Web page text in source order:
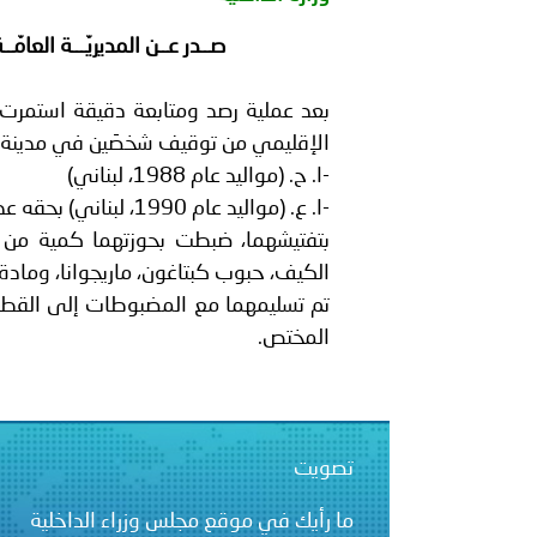
بيان صادر عن الأمانة
بالمملكة العربية السعودية
صــدر عــن المديريّـــة
بعد عملية رصد ومتابعة دقيقة
الإقليمي من توقيف شخصَين في
-ا. ح. (مواليد عام 1988، لبناني)
-ا. ع. (مواليد عام 1990، لبناني) بحقه عدة مذكّرات توقيف بجرم ترويج مخدِّرات.
بتفتيشهما، ضبطت بحوزتهما كمية
الكيف، حبوب كبتاغون، ماريجوانا،
تم تسليمهما مع المضبوطات إلى
المختص.
تصويت
ما رأيك في موقع مجلس وزراء الداخلية